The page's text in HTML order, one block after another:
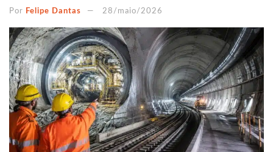
Por Felipe Dantas 28/maio/2026